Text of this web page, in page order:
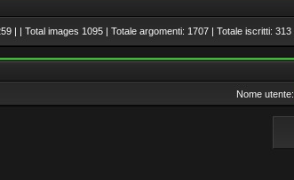
| | Total images 1095 | Totale argomenti: 1707 | Totale iscritti: 313
Nome utente: